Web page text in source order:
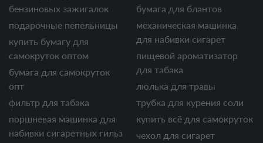
бензиновых зажигалок
подарочные пепельницы
купить бумагу для
самокруток оптом
бумага для самокруток
опт
фильтр для табака
поршневая машинка для
набивки сигаретных гильз
бумага для блантов
механическая машинка
для набивки сигарет
пищевой ароматизатор
для табака
люлька для травы
трубка для курения соли
купить всё для самокруток
чехол для сигарет